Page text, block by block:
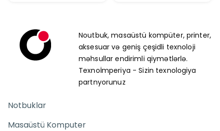
Noutbuk, masaüstü kompüter, printer,
aksesuar və geniş çeşidli texnoloji
məhsullar endirimli qiymətlərlə.
Texnoİmperiya - Sizin texnologiya
partnyorunuz
Notbuklar
Masaüstü Komputer